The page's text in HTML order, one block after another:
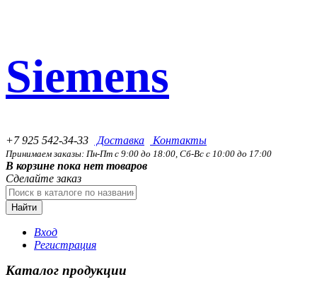
Siemens
+7 925 542-34-33 Доставка Контакты
Принимаем заказы: Пн-Пт с 9:00 до 18:00, Сб-Вс с 10:00 до 17:00
В корзине пока нет товаров
Сделайте заказ
Найти
Вход
Регистрация
Каталог продукции